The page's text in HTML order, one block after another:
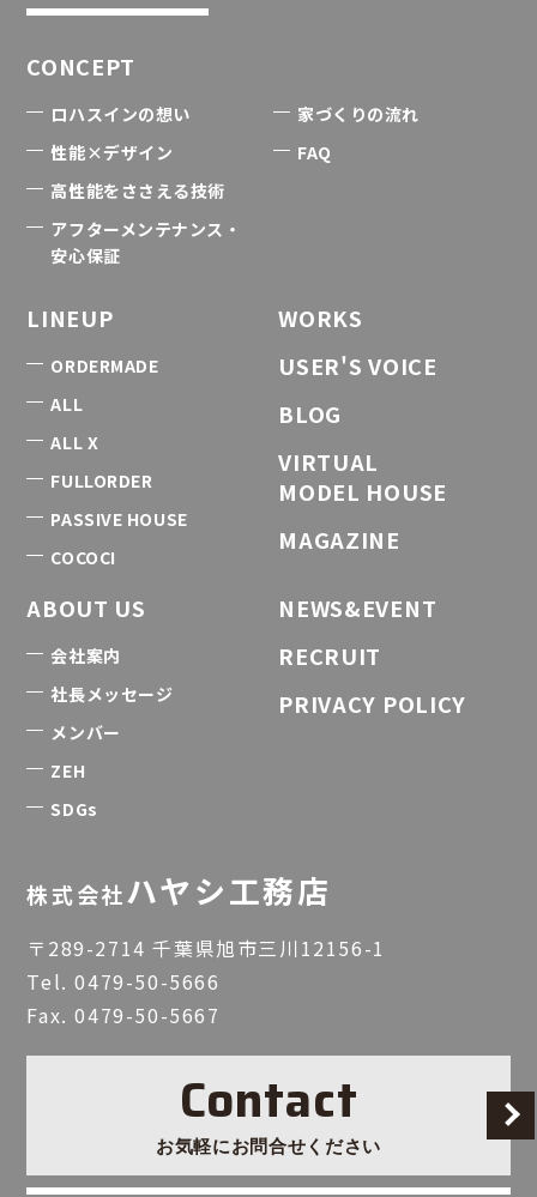
CONCEPT
ロハスインの想い
性能×デザイン
高性能をささえる技術
アフターメンテナンス・
安心保証
家づくりの流れ
FAQ
LINEUP
ORDERMADE
ALL
ALL X
FULLORDER
PASSIVE HOUSE
COCOCI
WORKS
USER'S VOICE
BLOG
VIRTUAL
MODEL HOUSE
MAGAZINE
ABOUT US
会社案内
社長メッセージ
メンバー
ZEH
SDGs
NEWS&EVENT
RECRUIT
PRIVACY POLICY
株式会社ハヤシ工務店
〒289-2714 千葉県旭市三川12156-1
Tel.0479-50-5666
Fax. 0479-50-5667
Contact
お気軽にお問合せください